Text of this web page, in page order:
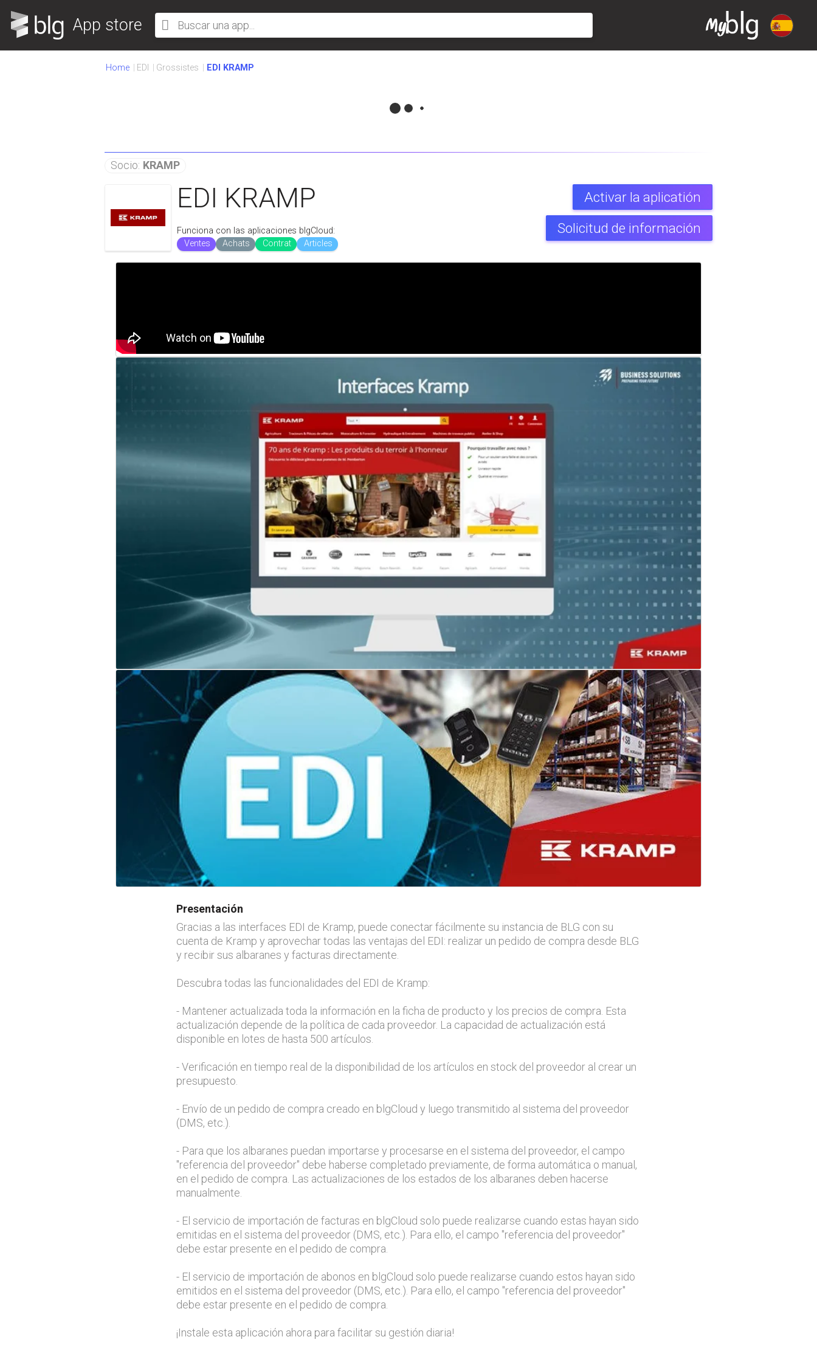
App store
Home EDI Grossistes EDI KRAMP
Socio: KRAMP
EDI KRAMP
Funciona con las aplicaciones blgCloud:
Ventes
Achats Contrat Articles
Activar la aplicatión
Solicitud de información
Presentación
Gracias a las interfaces EDI de Kramp, puede conectar fácilmente su instancia de BLG con su
cuenta de Kramp y aprovechar todas las ventajas del EDI: realizar un pedido de compra desde BLG
y recibir sus albaranes y facturas directamente.
Descubra todas las funcionalidades del EDI de Kramp:
- Mantener actualizada toda la información en la ficha de producto y los precios de compra. Esta
actualización depende de la política de cada proveedor. La capacidad de actualización está
disponible en lotes de hasta 500 artículos.
- Verificación en tiempo real de la disponibilidad de los artículos en stock del proveedor al crear un
presupuesto.
- Envío de un pedido de compra creado en blgCloud y luego transmitido al sistema del proveedor
(DMS, etc.).
- Para que los albaranes puedan importarse y procesarse en el sistema del proveedor, el campo
"referencia del proveedor" debe haberse completado previamente, de forma automática o manual,
en el pedido de compra. Las actualizaciones de los estados de los albaranes deben hacerse
manualmente.
- El servicio de importación de facturas en blgCloud solo puede realizarse cuando estas hayan sido
emitidas en el sistema del proveedor (DMS, etc.). Para ello, el campo "referencia del proveedor"
debe estar presente en el pedido de compra.
- El servicio de importación de abonos en blgCloud solo puede realizarse cuando estos hayan sido
emitidos en el sistema del proveedor (DMS, etc.). Para ello, el campo "referencia del proveedor"
debe estar presente en el pedido de compra.
¡Instale esta aplicación ahora para facilitar su gestión diaria!